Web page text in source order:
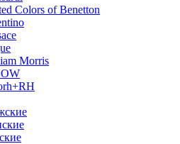
Colors of Benetton
Morris